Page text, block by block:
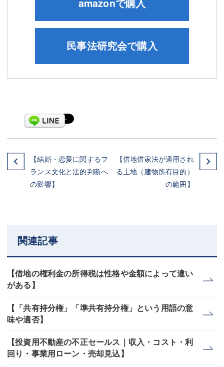
民事法研究会で購入
【結婚・恋愛に関するフ
ランス文化と法的判断へ
の影響】
【借地借家法が適用され
る土地（建物所有目的）
の範囲】
関連記事
【借地の権利金の所得税は性格や金額によって違い
がある】
【「共有持分権」「準共有持分権」という用語の意
味や適否】
【投資用不動産の不正セールス｜収入・コスト・利
回り・事業用ローン・売却見込】